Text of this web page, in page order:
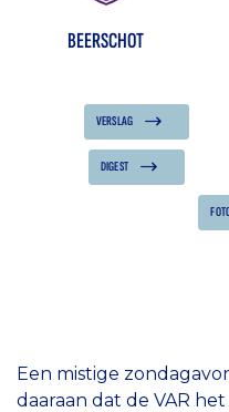
BEERSCHOT
VERSLAG
DIGEST
Een mistige
daaraan dat de VAR